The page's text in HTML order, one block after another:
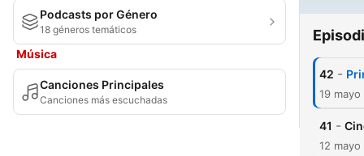
Podcasts por Género
18 géneros temáticos
Música
Canciones Principales
Canciones más escuchadas
42 -
19
41 -
12